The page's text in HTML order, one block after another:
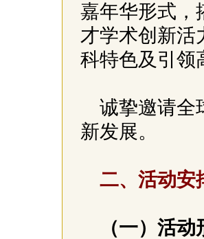
嘉年华形式，
才学术创新活
科特色及引领
诚挚邀请全
新发展。
二、活动安
（一）活动